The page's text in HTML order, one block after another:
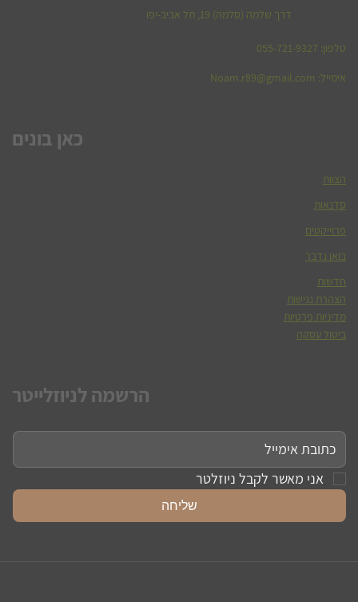
דרך שלמה (סלמה) 19, תל אביב-יפו
טלפון: 055-721-9327
אימייל: Noam.r89@gmail.com
כאן בונים
הצוות
סדנאות
פרוייקטים
בואו נדבר
חדשות
הצהרת נגישות
מדיניות פרטיות
ביטול עסקה
הרשמה לניוזלייטר
אני מאשר לקבל ניוזלטר
שליחה